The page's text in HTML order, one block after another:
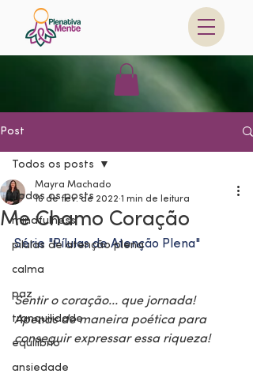
Post
Todos os posts
mindfulness
pilulas de atenção plena
calma
paz
tranquilidade
equilíbrio
ansiedade
Todos os posts
Me Chamo Coração
Mayra Machado
16 de fev. de 2022 1 min de leitura
Série "Pílulas de Atenção Plena"
Sentir o coração... que jornada!
Apenas de maneira poética para
conseguir expressar essa riqueza!